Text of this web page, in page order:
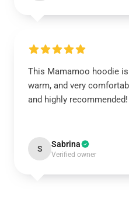
This Mamamoo hoodie
warm, and very
and highly recommended!
S Sabrina
Verified owner